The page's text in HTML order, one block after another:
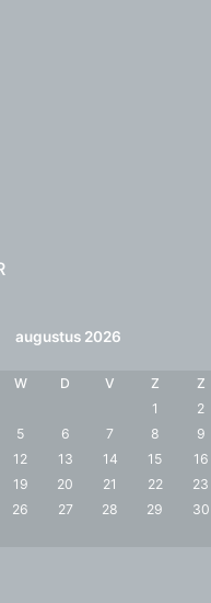
augustus 2026
W D V Z
Z
1
2
5 6 7 8
9
12 13 14 15
16
19 20 21 22
23
26 27 28 29
30